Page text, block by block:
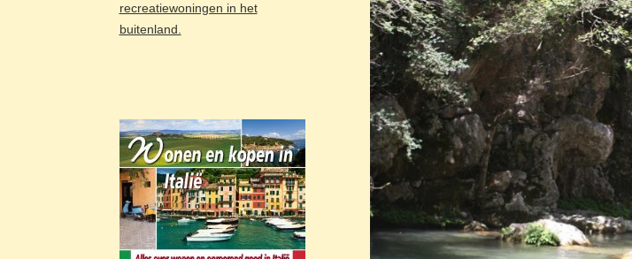
recreatiewoningen in het
buitenland.